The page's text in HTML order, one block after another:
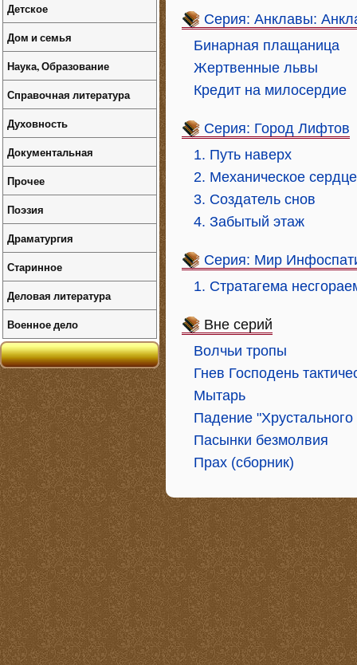
Серия: Анклавы:
Бинарная плащаница
Жертвенные львы
Кредит на милосердие
Серия: Город Лифтов
1. Путь наверх
2. Механическое сердце
3. Создатель снов
4. Забытый этаж
Серия: Мир
1. Стратагема
Вне серий
Волчьи тропы
Гнев Господень
Мытарь
Падение
Пасынки безмолвия
Прах (сборник)
Детское
Дом и семья
Наука, Образование
Справочная литература
Духовность
Документальная
Прочее
Поэзия
Драматургия
Старинное
Деловая литература
Военное дело